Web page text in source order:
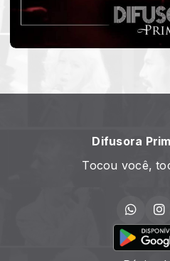
Difusora
Tocou você,